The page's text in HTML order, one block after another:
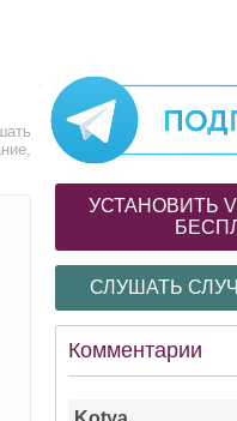
УСТАНОВИТЬ
СЛУШАТЬ
Комментарии